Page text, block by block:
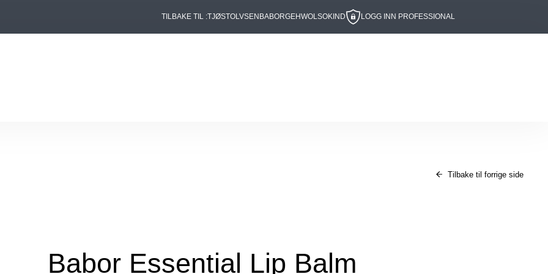
TILBAKE TIL :TJØSTOLVSEN BABORGEHWOLSOKIND LOGG INN PROFESSIONAL
Tilbake til forrige side
Babor Essential Lip Balm